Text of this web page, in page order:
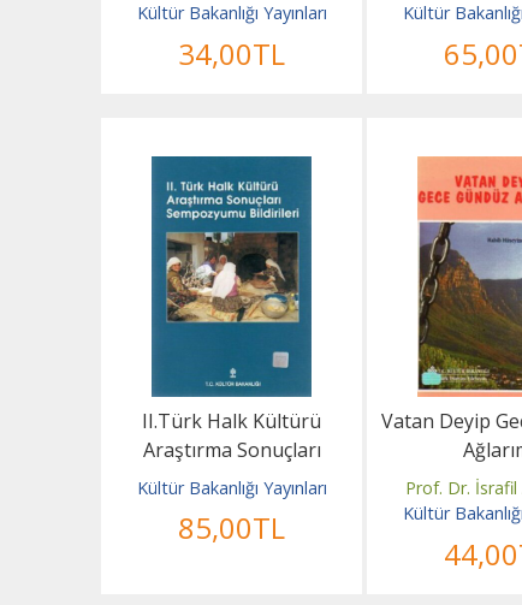
Kültür Bakanlığı Yayınları
34,00TL
Kültür
65,00
II.Türk Halk Kültürü
Araştırma Sonuçları
Sempozyumu Bildirileri
Kültür Bakanlığı Yayınları
85,00TL
Vatan Deyip
Prof. Dr.
Kültür
44,00